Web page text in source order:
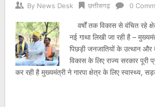
By News Desk छत्तीसगढ़ 0
वर्षों तक विकास से वंचित रहे
नई गाथा लिखी जा रही है –
पिछड़ी जनजातियों के उत्थान और
विकास के लिए राज्य सरकार पूरी
कर रही है मुख्यमंत्री ने गारपा क्षेत्र के लिए स्वास्थ्य,